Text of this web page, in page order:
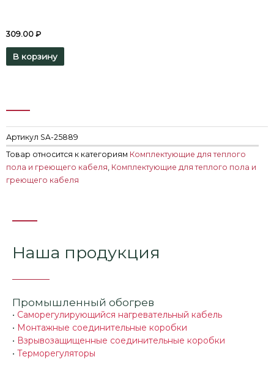
309.00 ₽
В корзину
Артикул SA-25889
Товар относится к категориям Комплектующие для теплого
пола и греющего кабеля, Комплектующие для теплого пола и
греющего кабеля
Наша продукция
Промышленный обогрев
• Саморегулирующийся нагревательный кабель
• Монтажные соединительные коробки
• Взрывозащищенные соединительные коробки
• Терморегуляторы